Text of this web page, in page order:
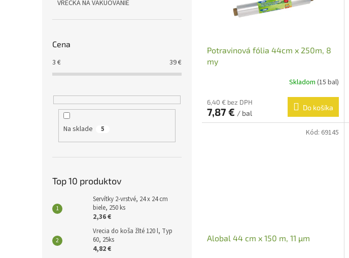
VRECKÁ NA VÁKUOVANIE
Cena
3 € 39€
Na sklade 5
Top 10 produktov
Servítky 2-vrstvé, 24 x 24 cm
biele, 250 ks
2,36 €
Vrecia do koša žlté 120 l, Typ
60, 25ks
4,82 €
Potravinová fólia 44cm x 250m, 8
my
Skladom (15 bal)
6,40 € bez DPH
7,87 € / bal
Do košíka
Alobal 44 cm x 150 m, 11 µm
Kód: 69145